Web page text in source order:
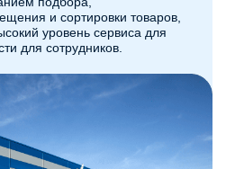
и сортировки товаров,
уровень сервиса для
для сотрудников.